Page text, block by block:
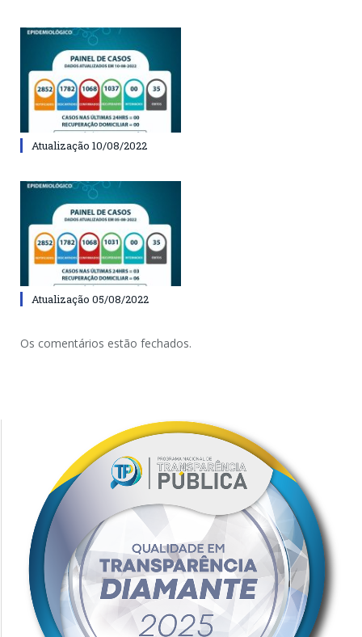
Atualização 10/08/2022
Atualização 05/08/2022
Os comentários estão fechados.